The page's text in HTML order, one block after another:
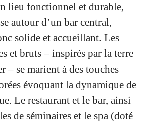
lieu fonctionnel et durable,
autour d’un bar central,
solide et accueillant. Les
et bruts – inspirés par la terre
– se marient à des touches
évoquant la dynamique de
Le restaurant et le bar, ainsi
de séminaires et le spa (doté